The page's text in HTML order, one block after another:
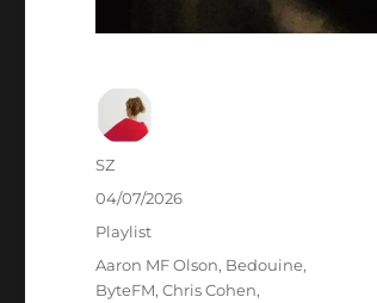
Autor
SZ
Veröffentlicht
am
04/07/2026
Kategorien
Playlist
Schlagwörter
Aaron MF Olson, Bedouine,
ByteFM,Chris Cohen,